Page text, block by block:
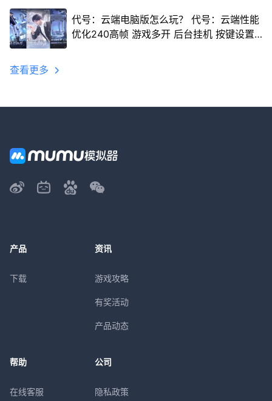
代号：云端电脑版怎么玩？ 代号：云端性能
优化240高帧 游戏多开 后台挂机 按键设置
查看更多
产品
下载
资讯
游戏攻略
有奖活动
产品动态
帮助
在线客服
公司
隐私政策